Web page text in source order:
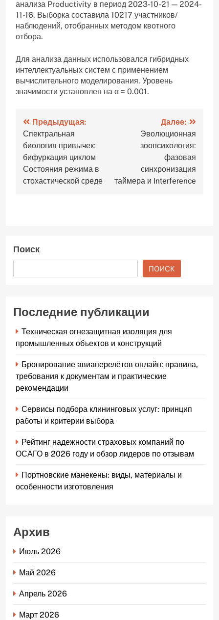
анализа Productivity в период 2023-10-21 — 2024-
11-16. Выборка составила 10217 участников/
наблюдений, отобранных методом квотного
отбора.
Для анализа данных использовался гибридных
интеллектуальных систем с применением
вычислительного моделирования. Уровень
значимости установлен на α = 0.001.
Навигация
по
записям
Предыдущая:
Спектральная
биология привычек:
бифуркация циклом
Состояния режима в
стохастической среде
Далее:
Эволюционная
зоопсихология:
фазовая
синхронизация
таймера и Interference
Поиск
ПОИСК
Последние публикации
Техническая огнезащитная изоляция для
промышленных объектов и конструкций
Бронирование авиаперелётов онлайн: правила,
требования к документам и практические
рекомендации
Сервисы подбора клининговых услуг: принцип
работы и критерии выбора
Рейтинг надежности страховых компаний по
ОСАГО в 2026 году и обзор лидеров по отзывам
Портновские манекены: виды, материалы и
особенности изготовления
Архив
Июль 2026
Май 2026
Апрель 2026
Март 2026